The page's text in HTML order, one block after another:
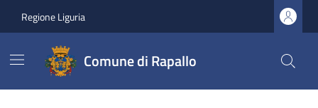
Regione Liguria
Comune di Rapallo